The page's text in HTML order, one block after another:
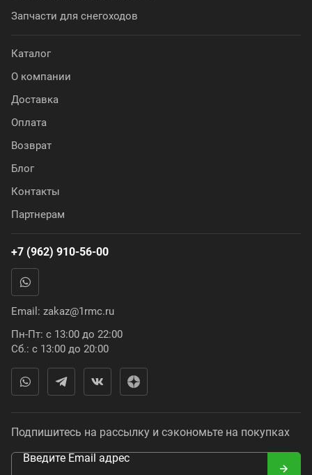
Запчасти для снегоходов
Каталог
О компании
Доставка
Оплата
Возврат
Блог
Контакты
Партнерам
+7 (962) 910-56-00
Email: zakaz@1rmc.ru
Пн-Пт: с 13:00 до 22:00
Сб.: с 13:00 до 20:00
Подпишитесь на рассылку и сэкономьте на покупках
Введите Email адрес